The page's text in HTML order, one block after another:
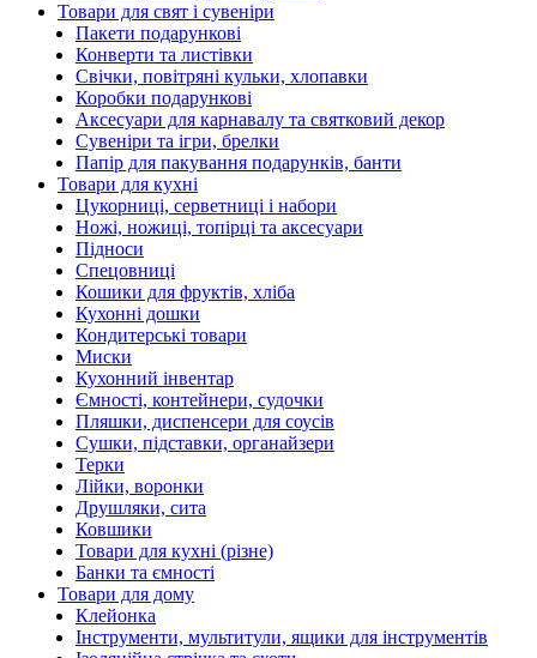
Товари для свят і сувеніри
Пакети подарункові
Конверти та листівки
Свічки, повітряні кульки, хлопавки
Коробки подарункові
Аксесуари для карнавалу та святковий декор
Сувеніри та ігри, брелки
Папір для пакування подарунків, банти
Товари для кухні
Цукорниці, серветниці і набори
Ножі, ножиці, топірці та аксесуари
Підноси
Спецовниці
Кошики для фруктів, хліба
Кухонні дошки
Кондитерські товари
Миски
Кухонний інвентар
Ємності, контейнери, судочки
Пляшки, диспенсери для соусів
Сушки, підставки, органайзери
Терки
Лійки, воронки
Друшляки, сита
Ковшики
Товари для кухні (різне)
Банки та ємності
Товари для дому
Клейонка
Інструменти, мультитули, ящики для інструментів